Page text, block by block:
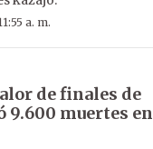
a. m.
de finales de
9.600 muertes en